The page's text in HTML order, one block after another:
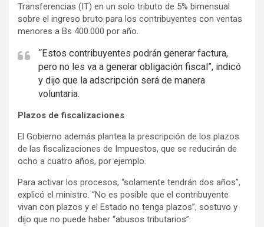
Transferencias (IT) en un solo tributo de 5% bimensual
sobre el ingreso bruto para los contribuyentes con ventas
menores a Bs 400.000 por año.
“Estos contribuyentes podrán generar factura,
pero no les va a generar obligación fiscal”, indicó
y dijo que la adscripción será de manera
voluntaria.
Plazos de fiscalizaciones
El Gobierno además plantea la prescripción de los plazos
de las fiscalizaciones de Impuestos, que se reducirán de
ocho a cuatro años, por ejemplo.
Para activar los procesos, “solamente tendrán dos años”,
explicó el ministro. “No es posible que el contribuyente
vivan con plazos y el Estado no tenga plazos”, sostuvo y
dijo que no puede haber “abusos tributarios”.